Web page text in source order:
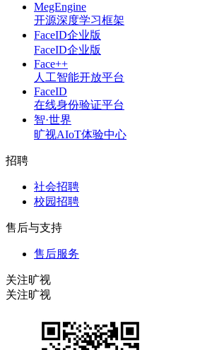
MegEngine
开源深度学习框架
FaceID企业版
FaceID企业版
Face++
人工智能开放平台
FaceID
在线身份验证平台
智·世界
旷视AIoT体验中心
招聘
社会招聘
校园招聘
售后与支持
售后服务
关注旷视
关注旷视